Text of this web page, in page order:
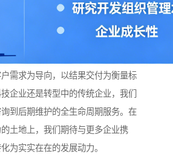
需求为导向，以结果交付为衡量标
企业还是转型中的传统企业，我们
到后期维护的全生命周期服务。在
土地上，我们期待与更多企业携
为实实在在的发展动力。